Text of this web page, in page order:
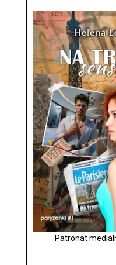
Patronat